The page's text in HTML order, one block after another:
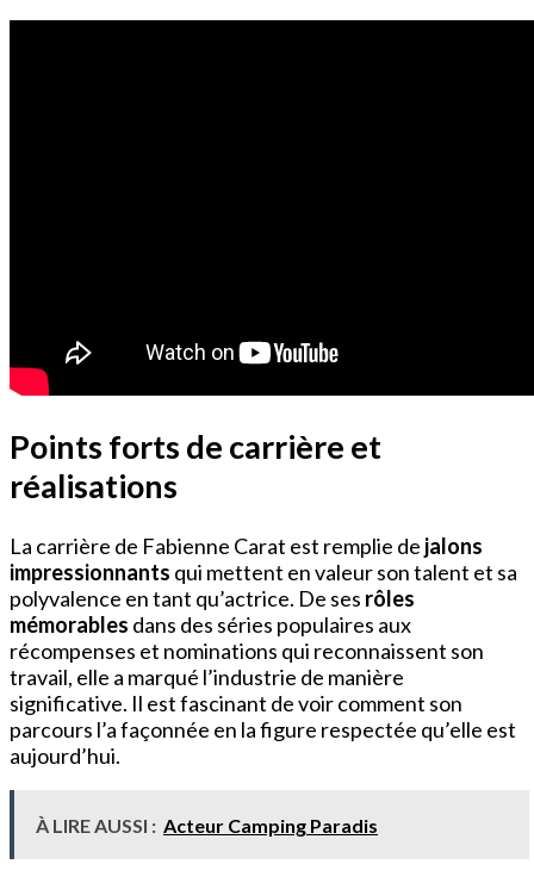
Points forts de carrière et
réalisations
La carrière de Fabienne Carat est remplie de jalons
impressionnants qui mettent en valeur son talent et sa
polyvalence en tant qu’actrice. De ses rôles
mémorables dans des séries populaires aux
récompenses et nominations qui reconnaissent son
travail, elle a marqué l’industrie de manière
significative. Il est fascinant de voir comment son
parcours l’a façonnée en la figure respectée qu’elle est
aujourd’hui.
À LIRE AUSSI : Acteur Camping Paradis